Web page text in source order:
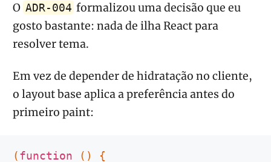
O ADR-004 formalizou uma decisão que eu
gosto bastante: nada de ilha React para
resolver tema.
Em vez de depender de hidratação no cliente,
o layout base aplica a preferência antes do
primeiro paint:
( function ( )
{